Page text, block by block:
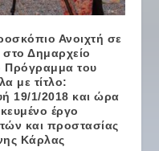
Ανοιχτή σε
Δημαρχείο
Πρόγραμμα του
με τίτλο:
19/1/2018 και ώρα
έργο
και προστασίας
Κάρλας